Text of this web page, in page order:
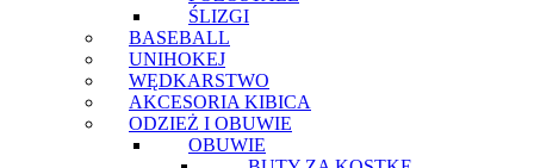
ŚLIZGI
BASEBALL
UNIHOKEJ
WĘDKARSTWO
AKCESORIA KIBICA
ODZIEŻ I OBUWIE
OBUWIE